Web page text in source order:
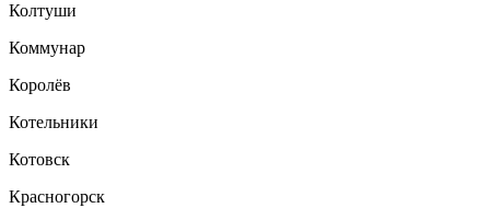
Колтуши
Коммунар
Королёв
Котельники
Котовск
Красногорск